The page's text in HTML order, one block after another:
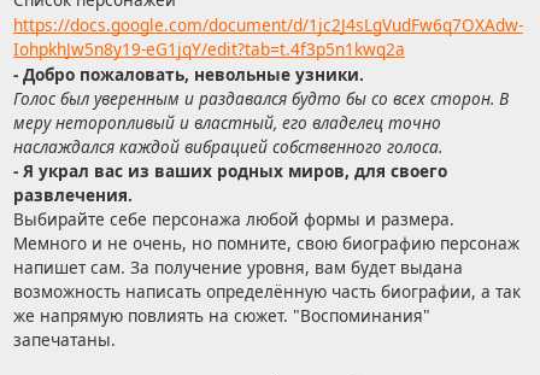
https://docs.google.com/document/d/1jc2J4sLgVudFw6q7OXAdw-
IohpkhJw5n8y19-eG1jqY/edit?tab=t.4f3p5n1kwq2a
- Добро пожаловать, невольные узники.
Голос был уверенным и раздавался будто бы со всех сторон. В
меру неторопливый и властный, его владелец точно
наслаждался каждой вибрацией собственного голоса.
- Я украл вас из ваших родных миров, для своего
развлечения.
Выбирайте себе персонажа любой формы и размера.
Мемного и не очень, но помните, свою биографию персонаж
напишет сам. За получение уровня, вам будет выдана
возможность написать определённую часть биографии, а так
же напрямую повлиять на сюжет. "Воспоминания"
запечатаны.